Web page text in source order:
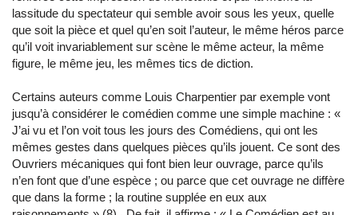
lassitude du spectateur qui semble avoir sous les yeux, quelle
que soit la pièce et quel qu’en soit l’auteur, le même héros parce
qu’il voit invariablement sur scène le même acteur, la même
figure, le même jeu, les mêmes tics de diction.
Certains auteurs comme Louis Charpentier par exemple vont
jusqu’à considérer le comédien comme une simple machine : «
J’ai vu et l’on voit tous les jours des Comédiens, qui ont les
mêmes gestes dans quelques pièces qu’ils jouent. Ce sont des
Ouvriers mécaniques qui font bien leur ouvrage, parce qu’ils
n’en font que d’une espèce ; ou parce que cet ouvrage ne diffère
que dans la forme ; la routine supplée en eux aux